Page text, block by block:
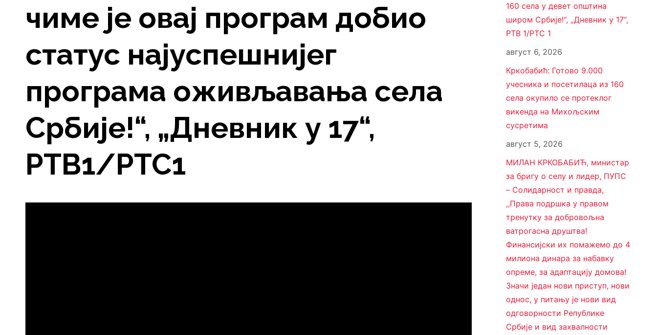
чиме је овај програм добио
статус најуспешнијег
програма оживљавања села
Србије!“, „Дневник у 17“,
РТВ1/РТС1
160 села у девет општина
широм Србије!“, „Дневник у 17“,
РТВ 1/РТС 1
август 6, 2026
Кркобабић: Готово 9.000
учесника и посетилаца из 160
села окупило се протеклог
викенда на Михољским
сусретима
август 5, 2026
МИЛАН КРКОБАБИЋ, министар
за бригу о селу и лидер, ПУПС
– Солидарност и правда,
,,Права подршка у правом
тренутку за добровољна
ватрогасна друштва!
Финансијски их помажемо до 4
милиона динара за набавку
опреме, за адаптацију домова!
Значи један нови приступ, нови
однос, у питању је нови вид
одговорности Републике
Србије и вид захвалности